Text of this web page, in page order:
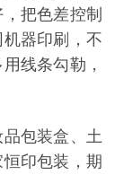
把色差控制
器印刷，不
线条勾勒，
包装盒、土
印包装，期